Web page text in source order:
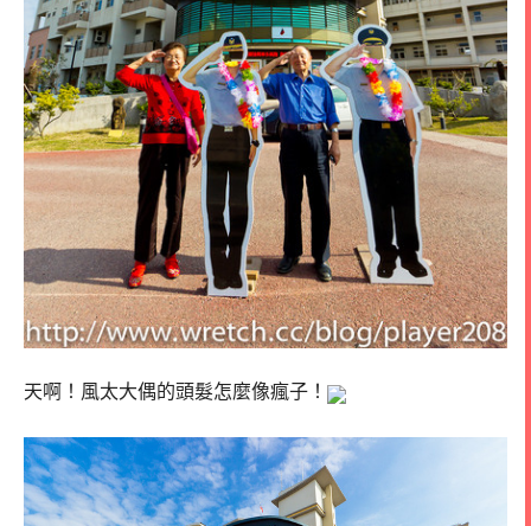
天啊！風太大偶的頭髮怎麼像瘋子！